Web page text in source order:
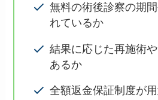
無料の術後診察の期
れているか
結果に応じた再施術
あるか
全額返金保証制度が